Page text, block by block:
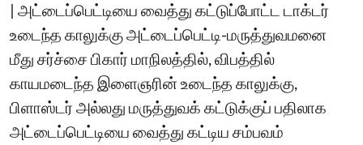
| அட்டைப்பெட்டியை வைத்து கட்டுப்போட்ட டாக்டர்
உடைந்த காலுக்கு அட்டைப்பெட்டி-மருத்துவமனை
மீது சர்ச்சை பிகார் மாநிலத்தில், விபத்தில்
காயமடைந்த இளைஞரின் உடைந்த காலுக்கு,
பிளாஸ்டர் அல்லது மருத்துவக் கட்டுக்குப் பதிலாக
அட்டைப்பெட்டியை வைத்து கட்டிய சம்பவம்